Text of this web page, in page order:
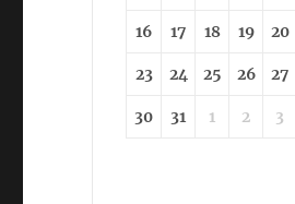
16 17 18 19 20
23 24 25 26 27
30 31 1 2 3